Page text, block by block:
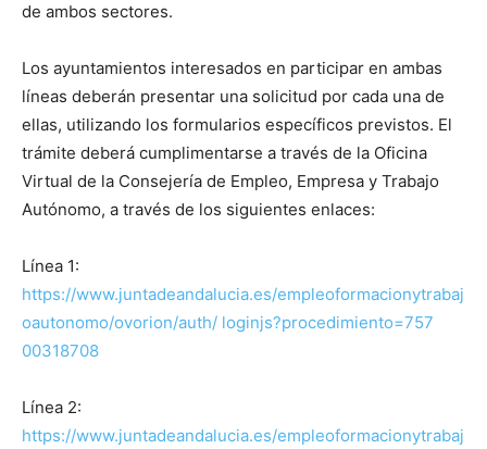
de ambos sectores.
Los ayuntamientos interesados en participar en ambas
líneas deberán presentar una solicitud por cada una de
ellas, utilizando los formularios específicos previstos. El
trámite deberá cumplimentarse a través de la Oficina
Virtual de la Consejería de Empleo, Empresa y Trabajo
Autónomo, a través de los siguientes enlaces:
Línea 1:
https://www.juntadeandalucia.es/empleoformacionytrabaj
oautonomo/ovorion/auth/ loginjs?procedimiento=757
00318708
Línea 2:
https://www.juntadeandalucia.es/empleoformacionytrabaj